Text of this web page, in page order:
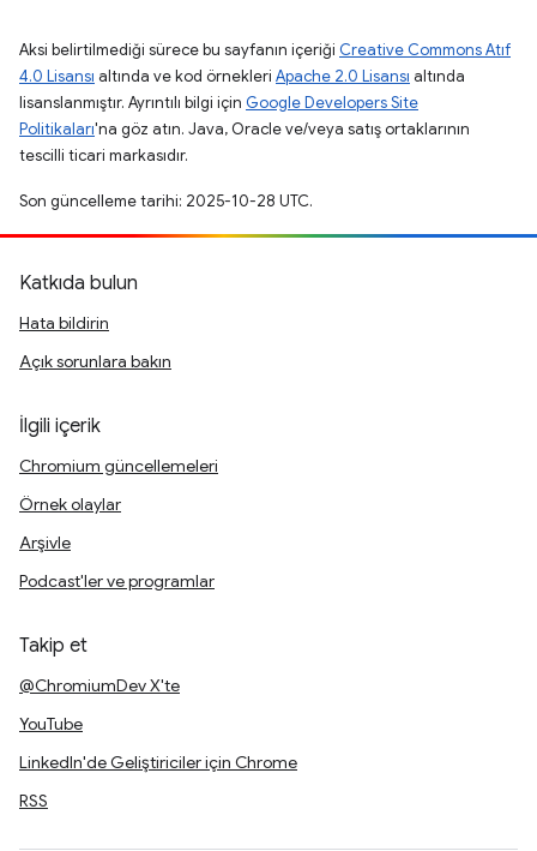
Aksi belirtilmediği sürece bu sayfanın içeriği Creative Commons Atıf
4.0 Lisansı altında ve kod örnekleri Apache 2.0 Lisansı altında
lisanslanmıştır. Ayrıntılı bilgi için Google Developers Site
Politikaları'na göz atın. Java, Oracle ve/veya satış ortaklarının
tescilli ticari markasıdır.
Son güncelleme tarihi: 2025-10-28 UTC.
Katkıda bulun
Hata bildirin
Açık sorunlara bakın
İlgili içerik
Chromium güncellemeleri
Örnek olaylar
Arşivle
Podcast'ler ve programlar
Takip et
@ChromiumDev X'te
YouTube
LinkedIn'de Geliştiriciler için Chrome
RSS